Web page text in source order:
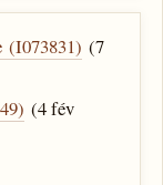
(I073831) (7
(4 fév